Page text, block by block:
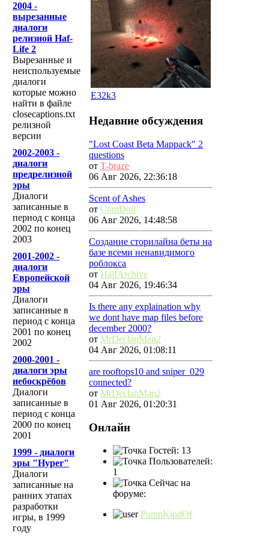
2004 -
вырезанные
диалоги
релизной Haf-
Life 2
Вырезанные и
неиспользуемые
диалоги
которые можно
найти в файле
closecaptions.txt
релизной
версии
2002-2003 -
диалоги
предрелизной
эры
Диалоги
записанные в
период с конца
2002 по конец
2003
2001-2002 -
диалоги
Европейской
эры
Диалоги
записанные в
период с конца
2001 по конец
2002
2000-2001 -
диалоги эры
небоскрёбов
Диалоги
записанные в
период с конца
2000 по конец
2001
1999 - диалоги
эры "Hyper"
Диалоги
записанные на
ранних этапах
разработки
игры, в 1999
году
E32k3
Недавние обсуждения
"Lost Coast Beta Mappack" 2
questions
от T-braze
06 Авг 2026, 22:36:18
Scent of Ashes
от ComDoll
06 Авг 2026, 14:48:58
Создание сторилайна беты на
базе всеми ненавидимого
роблокса
от HalfArchive
04 Авг 2026, 19:46:34
Is there any explaination why
we dont have map files before
december 2000?
от MrDeclanMan2
04 Авг 2026, 01:08:11
are rooftops10 and sniper_029
connected?
от MrDeclanMan2
01 Авг 2026, 01:20:31
Онлайн
Гостей: 13
Пользователей:
1
Сейчас на
форуме:
PumpKindOf